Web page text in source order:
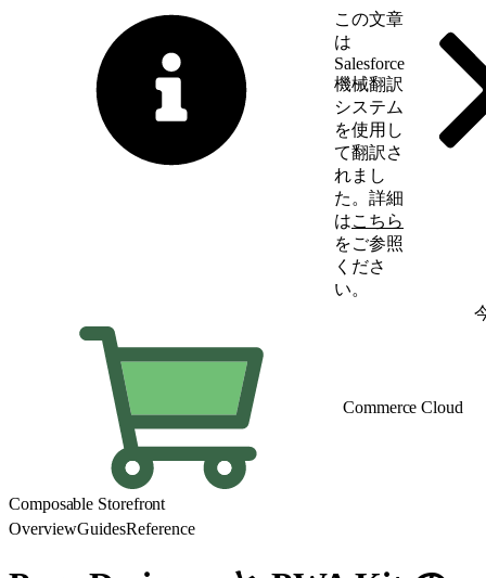
この文章
は
Salesforce
機械翻訳
システム
を使用し
て翻訳さ
れまし
た。詳細
はこちら
をご参照
くださ
い。
Commerce Cloud
Composable Storefront
OverviewGuidesReference